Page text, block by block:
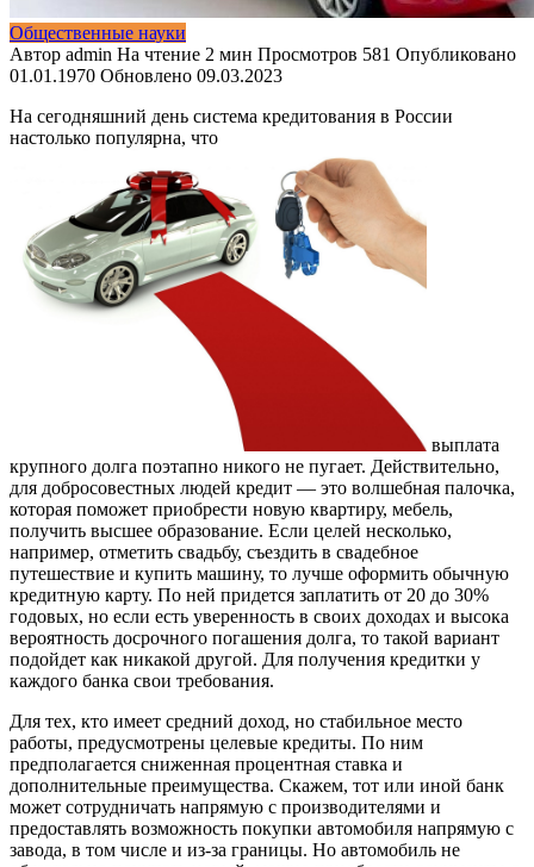
Общественные науки
Автор admin На чтение 2 мин Просмотров 581 Опубликовано
01.01.1970 Обновлено 09.03.2023
На сегодняшний день система кредитования в России
настолько популярна, что
выплата
крупного долга поэтапно никого не пугает. Действительно,
для добросовестных людей кредит — это волшебная палочка,
которая поможет приобрести новую квартиру, мебель,
получить высшее образование. Если целей несколько,
например, отметить свадьбу, съездить в свадебное
путешествие и купить машину, то лучше оформить обычную
кредитную карту. По ней придется заплатить от 20 до 30%
годовых, но если есть уверенность в своих доходах и высока
вероятность досрочного погашения долга, то такой вариант
подойдет как никакой другой. Для получения кредитки у
каждого банка свои требования.
Для тех, кто имеет средний доход, но стабильное место
работы, предусмотрены целевые кредиты. По ним
предполагается сниженная процентная ставка и
дополнительные преимущества. Скажем, тот или иной банк
может сотрудничать напрямую с производителями и
предоставлять возможность покупки автомобиля напрямую с
завода, в том числе и из-за границы. Но автомобиль не